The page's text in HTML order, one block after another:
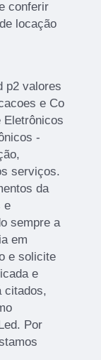
conferir
locação
p2 valores
e Co
Eletrônicos
-
serviços.
da
e
sempre a
em
e solicite
e
citados,
Por